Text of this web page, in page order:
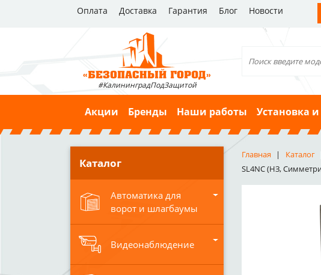
Оплата Доставка Гарантия Блог Новости
#КалининградПодЗащитой
Акции Бренды Наши работы Установка
Каталог
Автоматика для
ворот и шлагбаумы
Видеонаблюдение
Главная Каталог
SL4NC (НЗ,